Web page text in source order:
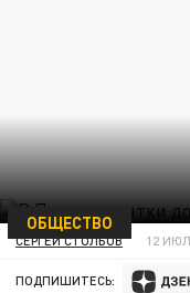
ОБЩЕСТВО
СЕРГЕЙ СТОЛБОВ 12
ПОДПИШИТЕСЬ: